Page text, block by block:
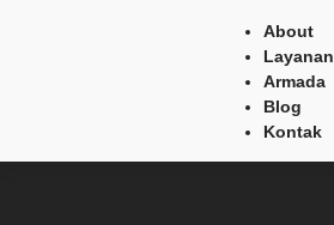
About
Layanan
Armada
Blog
Kontak